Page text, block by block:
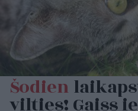
Šodien
vilties! Gaiss